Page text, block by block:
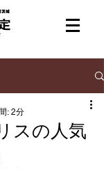
スの人気
: 2分